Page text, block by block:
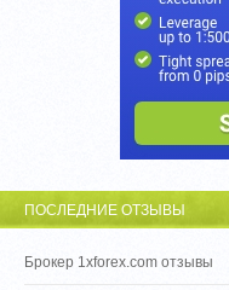
ПОСЛЕДНИЕ ОТЗЫВЫ
Брокер 1xforex.com отзывы